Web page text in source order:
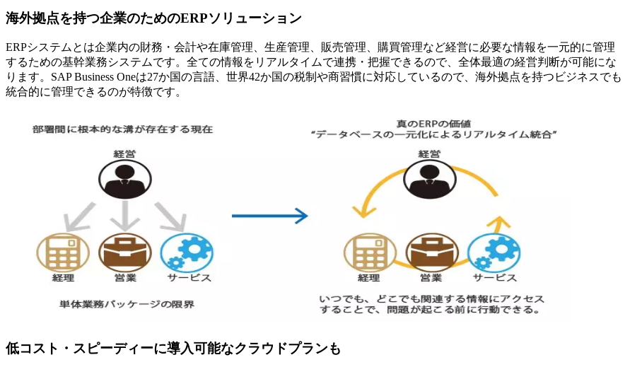
海外拠点を持つ企業のためのERPソリューション
ERPシステムとは企業内の財務・会計や在庫管理、生産管理、販売管理、購買管理など経営に必要な情報を一元的に管理
するための基幹業務システムです。全ての情報をリアルタイムで連携・把握できるので、全体最適の経営判断が可能にな
ります。SAP Business Oneは27か国の言語、世界42か国の税制や商習慣に対応しているので、海外拠点を持つビジネスでも
統合的に管理できるのが特徴です。
低コスト・スピーディーに導入可能なクラウドプランも